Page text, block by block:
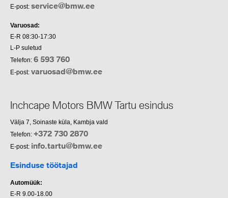
E-post: service@bmw.ee
Varuosad:
E-R 08:30-17:30
L-P suletud
Telefon: 6 593 760
E-post: varuosad@bmw.ee
Inchcape Motors BMW Tartu esindus
Välja 7, Soinaste küla, Kambja vald
Telefon: +372 730 2870
E-post: info.tartu@bmw.ee
Esinduse töötajad
Automüük:
E-R 9.00-18.00